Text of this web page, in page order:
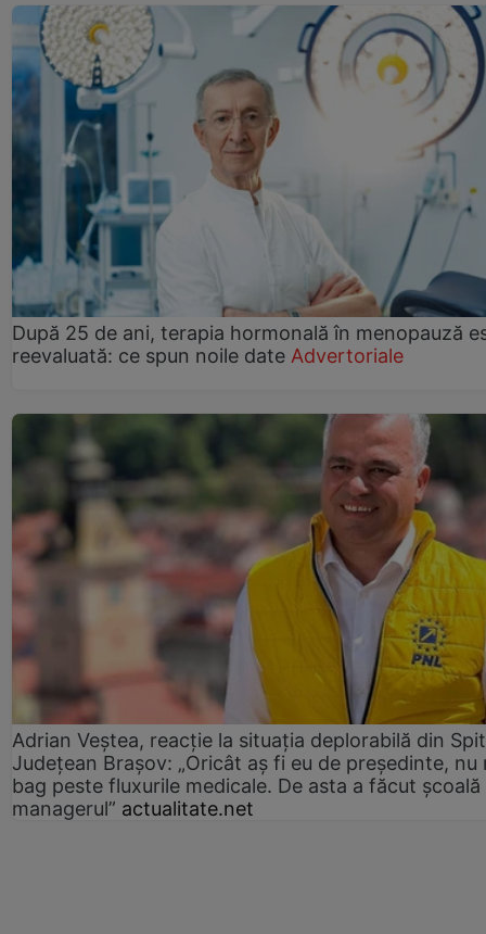
După 25 de ani, terapia hormonală în menopauză
reevaluată: ce spun noile date Advertoriale
Adrian Veștea, reacție la situația deplorabilă din
Județean Brașov: „Oricât aș fi eu de președinte, nu
bag peste fluxurile medicale. De asta a făcut școală
managerul” actualitate.net